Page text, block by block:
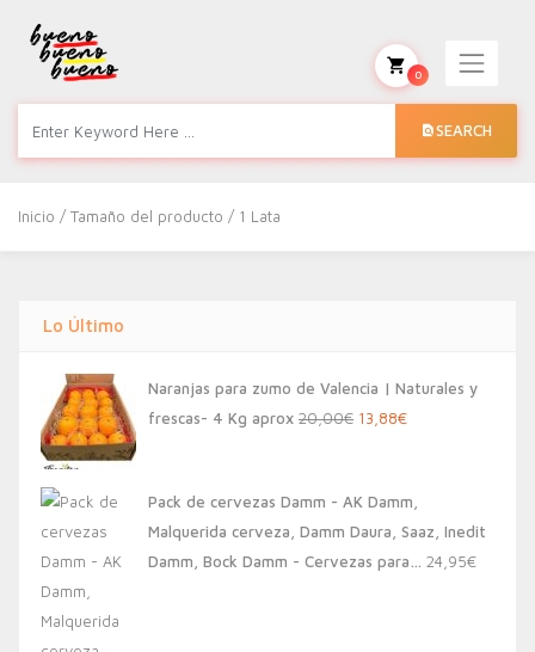
SEARCH
0
Inicio / Tamaño del producto / 1 Lata
Lo Último
Naranjas para zumo de Valencia | Naturales y
frescas- 4 Kg aprox 20,00€ El
era:
20,00€.
13,88€El
es:
13,88€.
Pack de cervezas Damm - AK Damm,
Malquerida cerveza, Damm Daura, Saaz, Inedit
Damm, Bock Damm - Cervezas para… 24,95€